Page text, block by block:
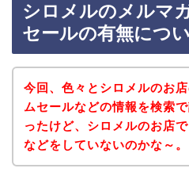
シロメルのメルマ
セールの有無につ
今回、色々とシロメルのお
ムセールなどの情報を検索
ったけど、シロメルのお店
などをしていないのかな～。